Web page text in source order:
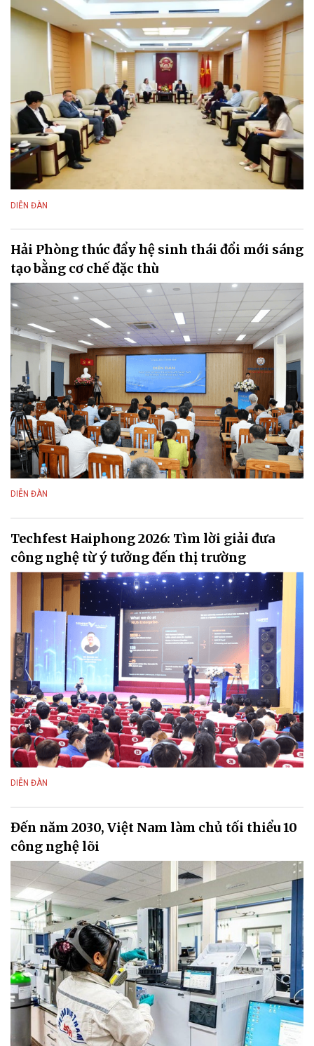
DIỄN ĐÀN
Hải Phòng thúc đẩy hệ sinh thái đổi mới sáng
tạo bằng cơ chế đặc thù
DIỄN ĐÀN
Techfest Haiphong 2026: Tìm lời giải đưa
công nghệ từ ý tưởng đến thị trường
DIỄN ĐÀN
Đến năm 2030, Việt Nam làm chủ tối thiểu 10
công nghệ lõi